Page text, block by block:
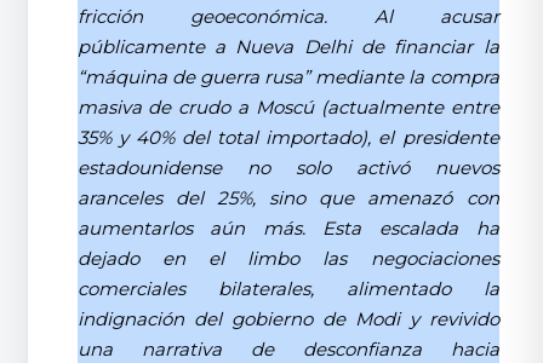
fricción geoeconómica. Al acusar
públicamente a Nueva Delhi de financiar la
“máquina de guerra rusa” mediante la compra
masiva de crudo a Moscú (actualmente entre
35% y 40% del total importado), el presidente
estadounidense no solo activó nuevos
aranceles del 25%, sino que amenazó con
aumentarlos aún más. Esta escalada ha
dejado en el limbo las negociaciones
comerciales bilaterales, alimentado la
indignación del gobierno de Modi y revivido
una narrativa de desconfianza hacia